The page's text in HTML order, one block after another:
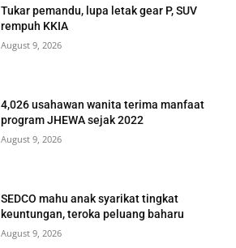
Tukar pemandu, lupa letak gear P, SUV
rempuh KKIA
August 9, 2026
4,026 usahawan wanita terima manfaat
program JHEWA sejak 2022
August 9, 2026
SEDCO mahu anak syarikat tingkat
keuntungan, teroka peluang baharu
August 9, 2026